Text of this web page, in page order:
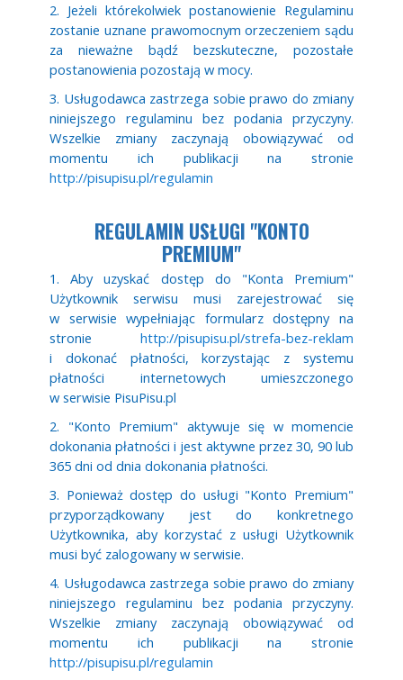
2. Jeżeli którekolwiek postanowienie Regulaminu
zostanie uznane prawomocnym orzeczeniem sądu
za nieważne bądź bezskuteczne, pozostałe
postanowienia pozostają w mocy.
3. Usługodawca zastrzega sobie prawo do zmiany
niniejszego regulaminu bez podania przyczyny.
Wszelkie zmiany zaczynają obowiązywać od
momentu ich publikacji na stronie
http://pisupisu.pl/regulamin
REGULAMIN USŁUGI "KONTO
PREMIUM"
1. Aby uzyskać dostęp do "Konta Premium"
Użytkownik serwisu musi zarejestrować się
w serwisie wypełniając formularz dostępny na
stronie http://pisupisu.pl/strefa-bez-reklam
i dokonać płatności, korzystając z systemu
płatności internetowych umieszczonego
w serwisie PisuPisu.pl
2. "Konto Premium" aktywuje się w momencie
dokonania płatności i jest aktywne przez 30, 90 lub
365 dni od dnia dokonania płatności.
3. Ponieważ dostęp do usługi "Konto Premium"
przyporządkowany jest do konkretnego
Użytkownika, aby korzystać z usługi Użytkownik
musi być zalogowany w serwisie.
4. Usługodawca zastrzega sobie prawo do zmiany
niniejszego regulaminu bez podania przyczyny.
Wszelkie zmiany zaczynają obowiązywać od
momentu ich publikacji na stronie
http://pisupisu.pl/regulamin